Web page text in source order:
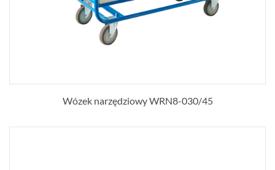
Wózek narzędziowy WRN8-030/45